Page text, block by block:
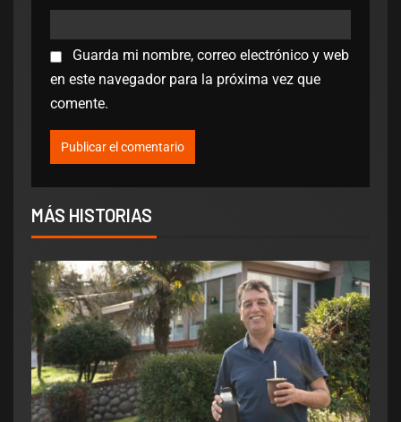
Guarda mi nombre, correo electrónico y web
en este navegador para la próxima vez que
comente.
MÁS HISTORIAS